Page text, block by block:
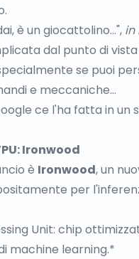
è un giocattolino…", in
dal punto di vista
se puoi
e meccaniche…
ce l'ha fatta in un
Ironwood
è Ironwood, un
per
Unit: chip
machine learning.*